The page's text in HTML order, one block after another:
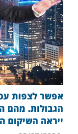
אפשר לצפות
הגבולות. מהם
ייראה השיקום